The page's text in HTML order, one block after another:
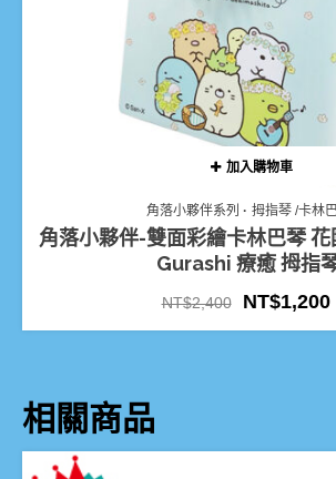
加入購物車
角落小夥伴系列 拇指琴 /卡林
角落小夥伴-雙面彩繪卡林巴琴
Gurashi 療癒 拇指
NT$2,400 NT$1,200
相關商品